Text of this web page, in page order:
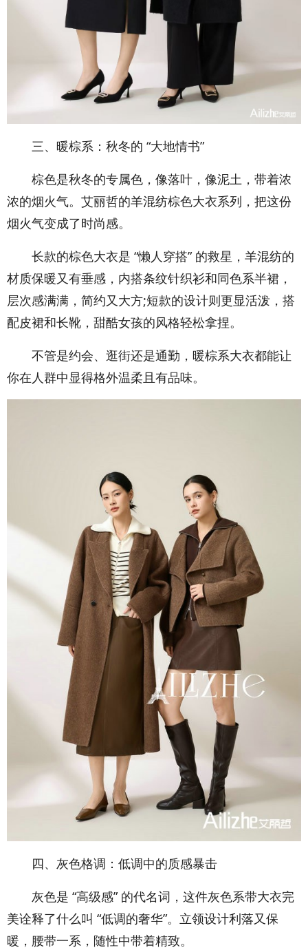
三、暖棕系：秋冬的 “大地情书”
棕色是秋冬的专属色，像落叶，像泥土，带着浓
浓的烟火气。艾丽哲的羊混纺棕色大衣系列，把这份
烟火气变成了时尚感。
长款的棕色大衣是 “懒人穿搭” 的救星，羊混纺的
材质保暖又有垂感，内搭条纹针织衫和同色系半裙，
层次感满满，简约又大方;短款的设计则更显活泼，搭
配皮裙和长靴，甜酷女孩的风格轻松拿捏。
不管是约会、逛街还是通勤，暖棕系大衣都能让
你在人群中显得格外温柔且有品味。
四、灰色格调：低调中的质感暴击
灰色是 “高级感” 的代名词，这件灰色系带大衣完
美诠释了什么叫 “低调的奢华”。立领设计利落又保
暖，腰带一系，随性中带着精致。